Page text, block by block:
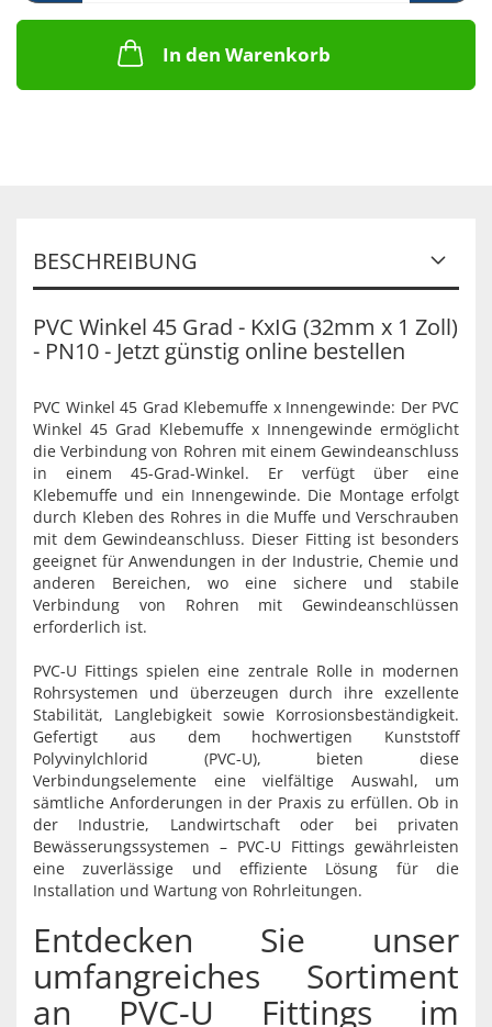
In den Warenkorb
BESCHREIBUNG
PVC Winkel 45 Grad - KxIG (32mm x 1 Zoll)
- PN10 - Jetzt günstig online bestellen
PVC Winkel 45 Grad Klebemuffe x Innengewinde: Der PVC
Winkel 45 Grad Klebemuffe x Innengewinde ermöglicht
die Verbindung von Rohren mit einem Gewindeanschluss
in einem 45-Grad-Winkel. Er verfügt über eine
Klebemuffe und ein Innengewinde. Die Montage erfolgt
durch Kleben des Rohres in die Muffe und Verschrauben
mit dem Gewindeanschluss. Dieser Fitting ist besonders
geeignet für Anwendungen in der Industrie, Chemie und
anderen Bereichen, wo eine sichere und stabile
Verbindung von Rohren mit Gewindeanschlüssen
erforderlich ist.
PVC-U Fittings spielen eine zentrale Rolle in modernen
Rohrsystemen und überzeugen durch ihre exzellente
Stabilität, Langlebigkeit sowie Korrosionsbeständigkeit.
Gefertigt aus dem hochwertigen Kunststoff
Polyvinylchlorid (PVC-U), bieten diese
Verbindungselemente eine vielfältige Auswahl, um
sämtliche Anforderungen in der Praxis zu erfüllen. Ob in
der Industrie, Landwirtschaft oder bei privaten
Bewässerungssystemen – PVC-U Fittings gewährleisten
eine zuverlässige und effiziente Lösung für die
Installation und Wartung von Rohrleitungen.
Entdecken Sie unser
umfangreiches Sortiment
an PVC-U Fittings im